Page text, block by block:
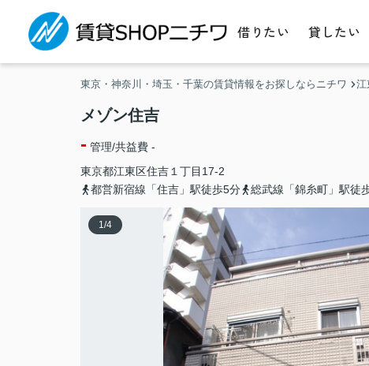
借りたい 貸したい
東京・神奈川・埼玉・千葉の賃貸情報をお探しならニチワ 江
メゾン住吉
- 管理/共益費 -
東京都江東区住吉 １丁目17-2
都営新宿線「住吉」駅徒歩5分
総武線「錦糸町」駅徒
1/4